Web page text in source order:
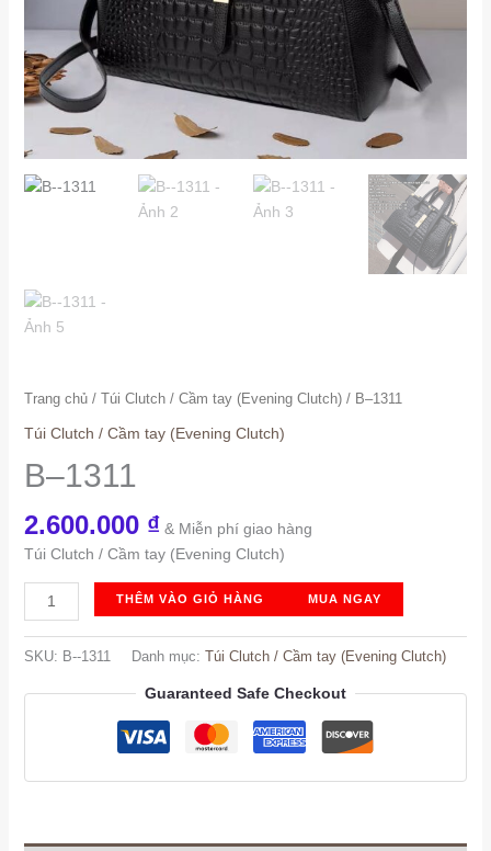
Trang chủ/ Túi Clutch / Cầm tay (Evening Clutch)/ B–1311
Túi Clutch / Cầm tay (Evening Clutch)
B–1311
2.600.000 ₫ & Miễn phí giao hàng
Túi Clutch / Cầm tay (Evening Clutch)
-1311
THÊM VÀO GIỎ HÀNG MUA NGAY
SKU: B--1311 Danh mục: Túi Clutch / Cầm tay (Evening Clutch)
Guaranteed Safe Checkout